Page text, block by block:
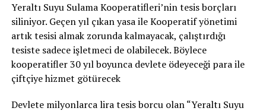
Yeraltı Suyu Sulama Kooperatifleri’nin tesis borçları
siliniyor. Geçen yıl çıkan yasa ile Kooperatif yönetimi
artık tesisi almak zorunda kalmayacak, çalıştırdığı
tesiste sadece işletmeci de olabilecek. Böylece
kooperatifler 30 yıl boyunca devlete ödeyeceği para ile
çiftçiye hizmet götürecek
Devlete milyonlarca lira tesis borcu olan “Yeraltı Suyu